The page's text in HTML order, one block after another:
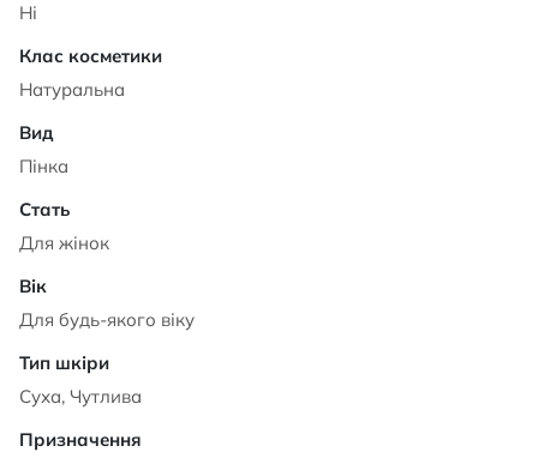
Ні
Натуральна
Пінка
Для жінок
Для будь-якого віку
Суха, Чутлива